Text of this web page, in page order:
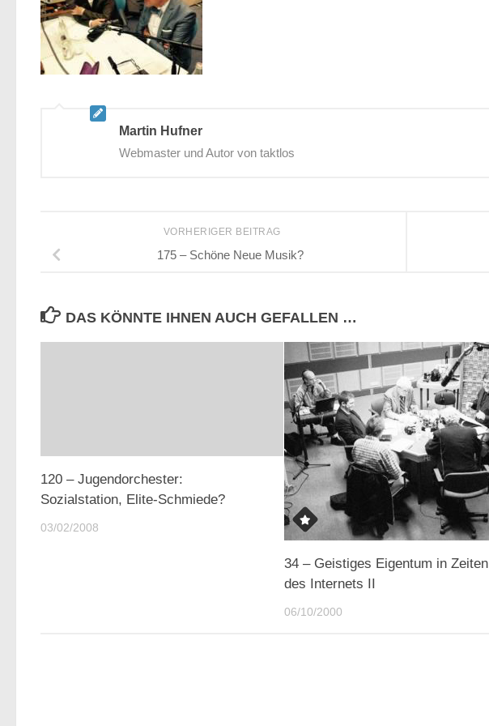
Martin Hufner
Webmaster und Autor von taktlos
VORHERIGER BEITRAG
175 – Schöne Neue Musik?
DAS KÖNNTE IHNEN AUCH GEFALLEN …
120 – Jugendorchester:
Sozialstation, Elite-Schmiede?
03/02/2008
34 – Geistiges Eigentum in Zeiten
des Internets II
06/10/2000